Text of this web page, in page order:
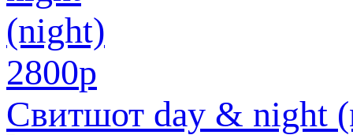
2800p
Свитшот day & night